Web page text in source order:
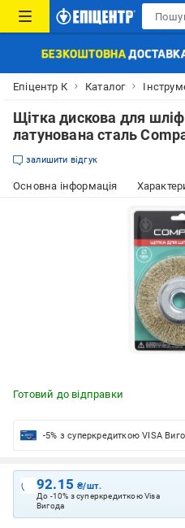
Епіцентр К Каталог
Щітка дискова для
латунована сталь
залишити відгук
Основна інформація
Готовий до відправки
-5% з суперкредиткою VISA
92.15₴/шт.
До -10% з суперкредиткою Visa
Вигода